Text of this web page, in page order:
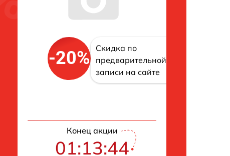
-20%
Скидка по
предварительной
записи на сайте
Конец акции
01:13:43